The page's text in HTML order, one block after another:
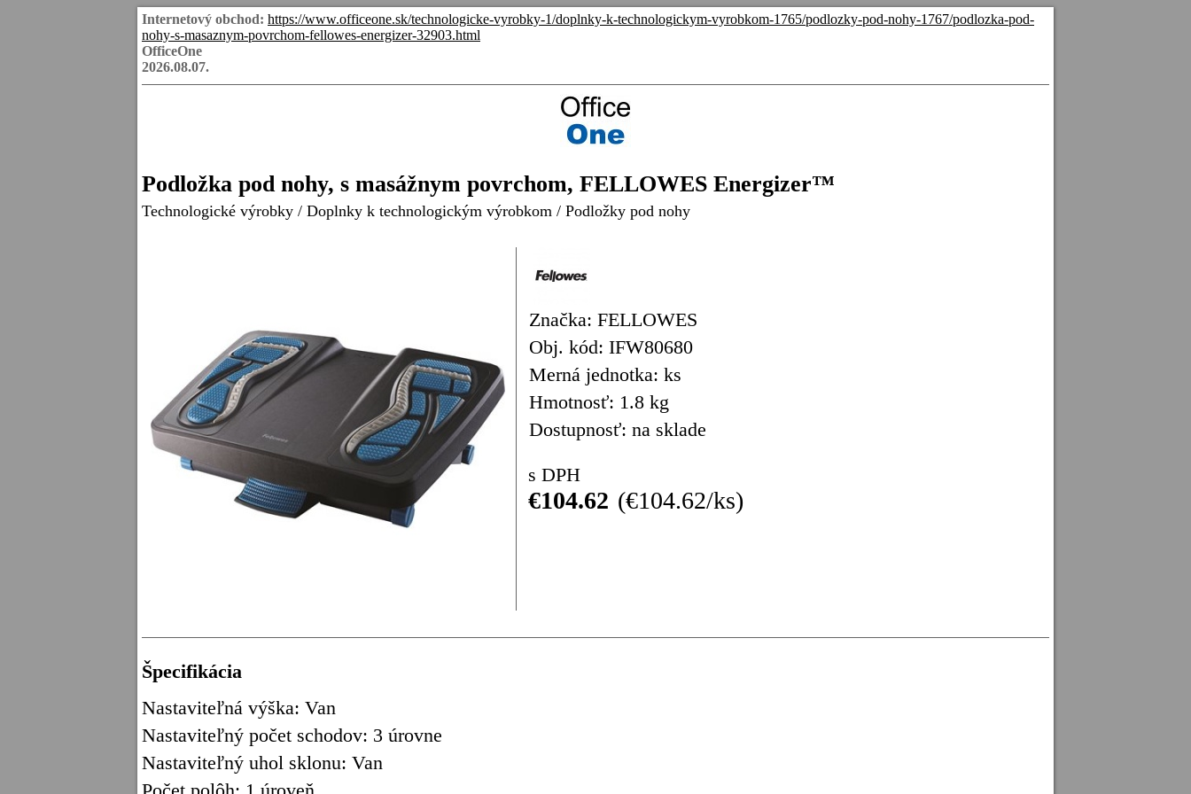
Internetový obchod: https://www.officeone.sk/technologicke-vyrobky-1/doplnky-k-technologickym-vyrobkom-1765/podlozky-pod-nohy-1767/podlozka-pod-
nohy-s-masaznym-povrchom-fellowes-energizer-32903.html
OfficeOne
2026.08.07.
Podložka pod nohy, s masážnym povrchom, FELLOWES Energizer™
Technologické výrobky / Doplnky k technologickým výrobkom / Podložky pod nohy
Značka: FELLOWES
Obj. kód: IFW80680
Merná jednotka: ks
Hmotnosť: 1.8 kg
Dostupnosť: na sklade
s DPH
€104.62 €104.62/ks
Špecifikácia
Nastaviteľná výška: Van
Nastaviteľný počet schodov: 3 úrovne
Nastaviteľný uhol sklonu: Van